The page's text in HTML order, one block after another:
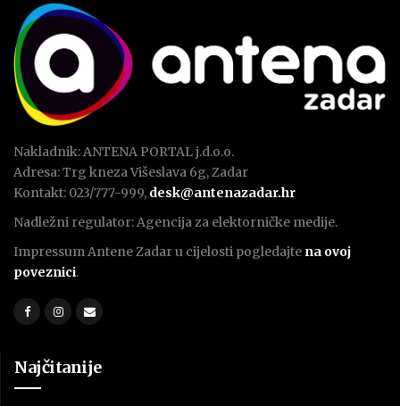
Nakladnik: ANTENA PORTAL j.d.o.o.
Adresa: Trg kneza Višeslava 6g, Zadar
Kontakt: 023/777-999, desk@antenazadar.hr
Nadležni regulator: Agencija za elektorničke medije.
Impressum Antene Zadar u cijelosti pogledajte na ovoj
poveznici.
Najčitanije